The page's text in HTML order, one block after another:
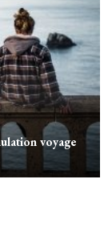
voyage